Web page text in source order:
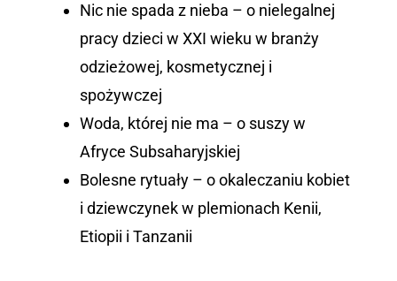
Nic nie spada z nieba – o nielegalnej
pracy dzieci w XXI wieku w branży
odzieżowej, kosmetycznej i
spożywczej
Woda, której nie ma – o suszy w
Afryce Subsaharyjskiej
Bolesne rytuały – o okaleczaniu kobiet
i dziewczynek w plemionach Kenii,
Etiopii i Tanzanii